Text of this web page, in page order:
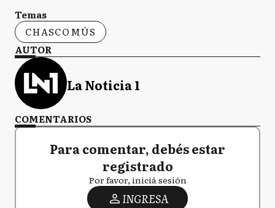
Temas
CHASCOMÚS
AUTOR
La Noticia 1
COMENTARIOS
Para comentar, debés estar
registrado
Por favor, iniciá sesión
INGRESA